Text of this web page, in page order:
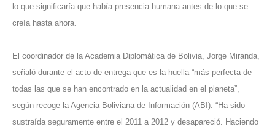
lo que significaría que había presencia humana antes de lo que se
creía hasta ahora.
El coordinador de la Academia Diplomática de Bolivia, Jorge Miranda,
señaló durante el acto de entrega que es la huella “más perfecta de
todas las que se han encontrado en la actualidad en el planeta”,
según recoge la Agencia Boliviana de Información (ABI). “Ha sido
sustraída seguramente entre el 2011 a 2012 y desapareció. Haciendo